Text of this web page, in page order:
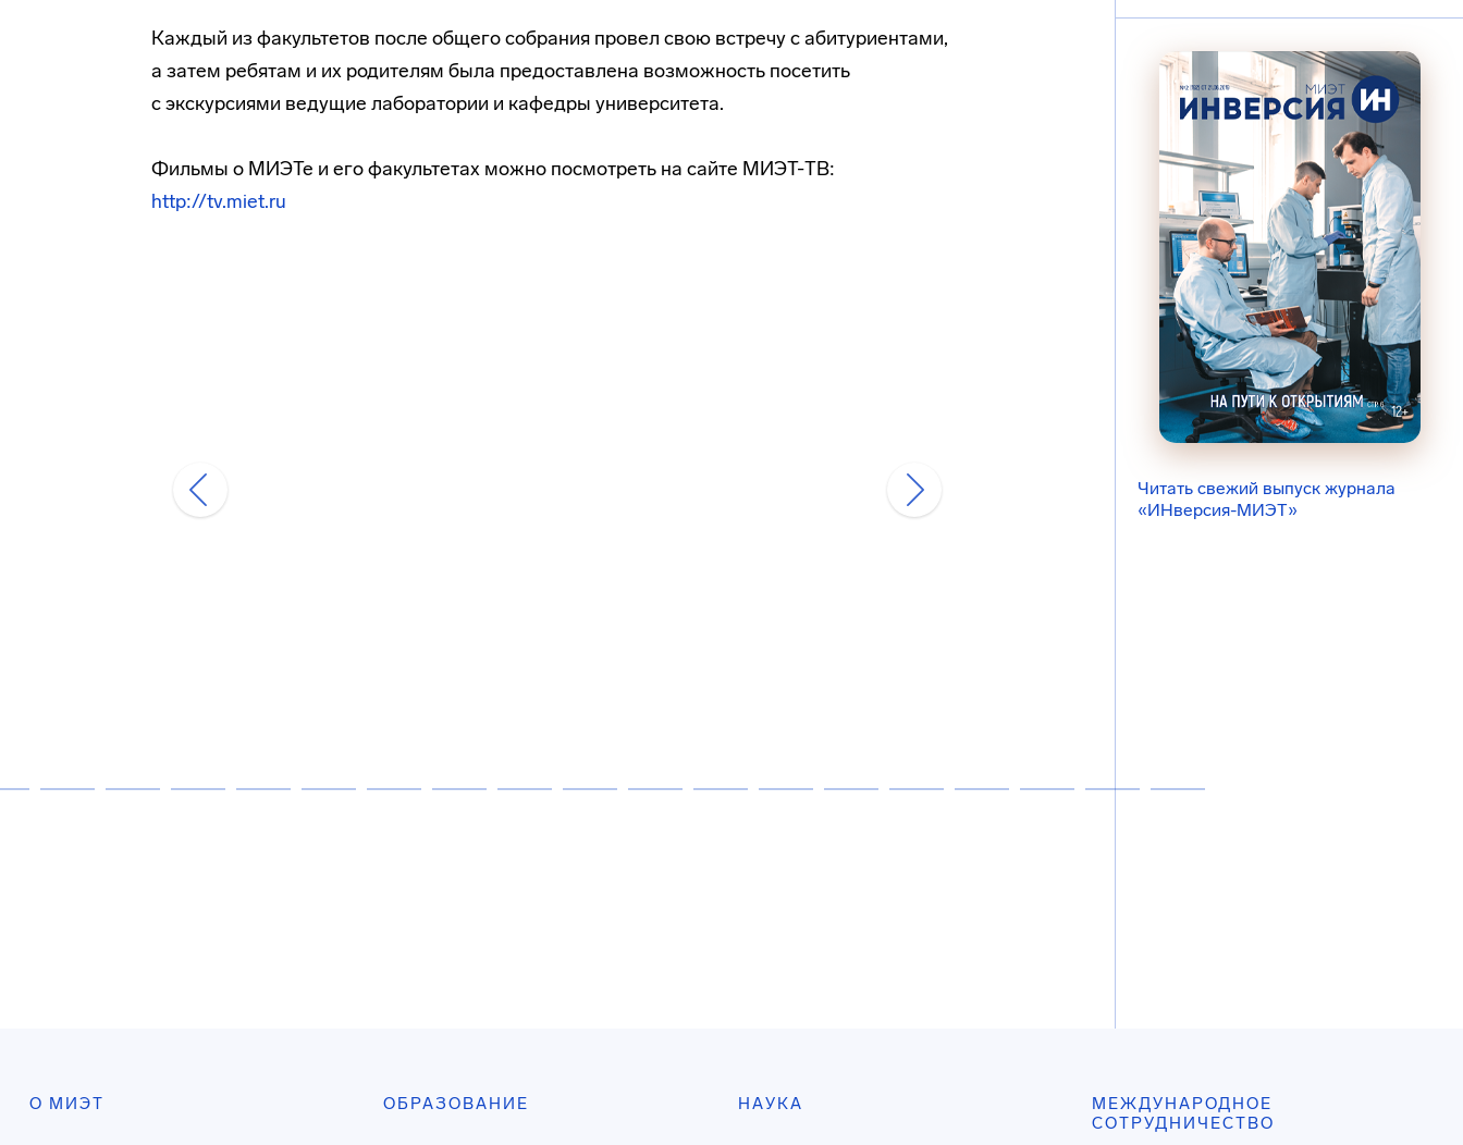
Каждый из факультетов после общего собрания провел свою встречу с абитуриентами,
а затем ребятам и их родителям была предоставлена возможность посетить
с экскурсиями ведущие лаборатории и кафедры университета.
Фильмы о МИЭТе и его факультетах можно посмотреть на сайте МИЭТ-ТВ:
http://tv.miet.ru
Читать свежий выпуск журнала
«ИНверсия-МИЭТ»
О МИЭТ ОБРАЗОВАНИЕ НАУКА
МЕЖДУНАРОДНОЕ
СОТРУДНИЧЕСТВО